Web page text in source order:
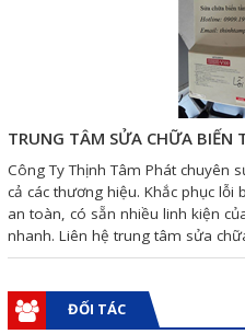
TRUNG TÂM SỬA CHỮA BIẾN
Công Ty Thịnh Tâm Phát chuyên
cả các thương hiệu. Khắc phục
an toàn, có sẵn nhiều linh kiện
nhanh. Liên hệ trung tâm sửa
ĐỐI TÁC
Thiết kế phần mềm giám sát
Sửa chữa biến tần
Sửa chữa PLC
Sửa Bộ điều khiển Servo, Bộ